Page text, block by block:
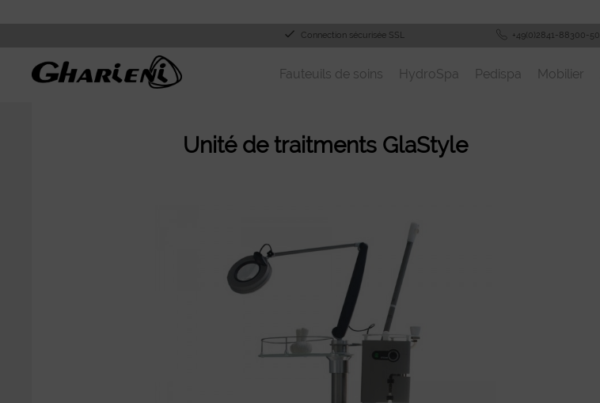
Connection sécurisée SSL +49(0)2841-88300-50
Fauteuils de soins HydroSpa Pedispa Mobilier
Unité de traitments GlaStyle